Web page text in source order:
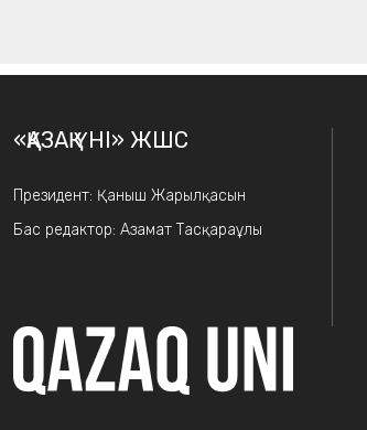
«ҚАЗАҚ ҮНІ» ЖШС
Президент: Қаныш Жарылқасын
Бас редактор: Азамат Тасқараұлы